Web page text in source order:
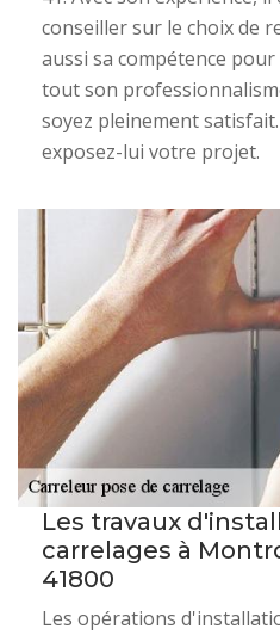
conseiller sur le choix de
aussi sa compétence
tout son
soyez pleinement
exposez-lui votre projet.
Les travaux
carrelages à
41800
Les opérations